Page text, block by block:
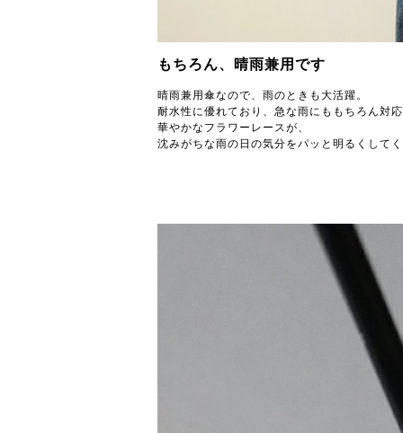
もちろん、晴雨兼用です
晴雨兼用傘なので、雨のときも大活躍。
耐水性に優れており、急な雨にももちろん対
華やかなフラワーレースが、
沈みがちな雨の日の気分をパッと明るくして